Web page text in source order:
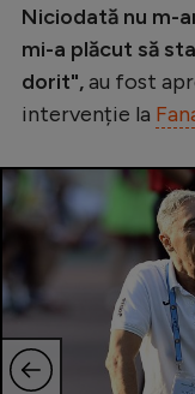
Niciodată nu m-
mi-a plăcut să
dorit",au fost
intervenție la